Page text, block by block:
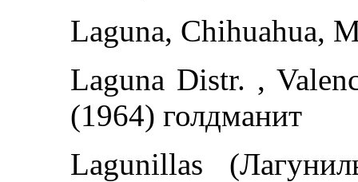
Laguna, Chihuahua,
Laguna Distr. ,
(1964) голдманит
Lagunillas